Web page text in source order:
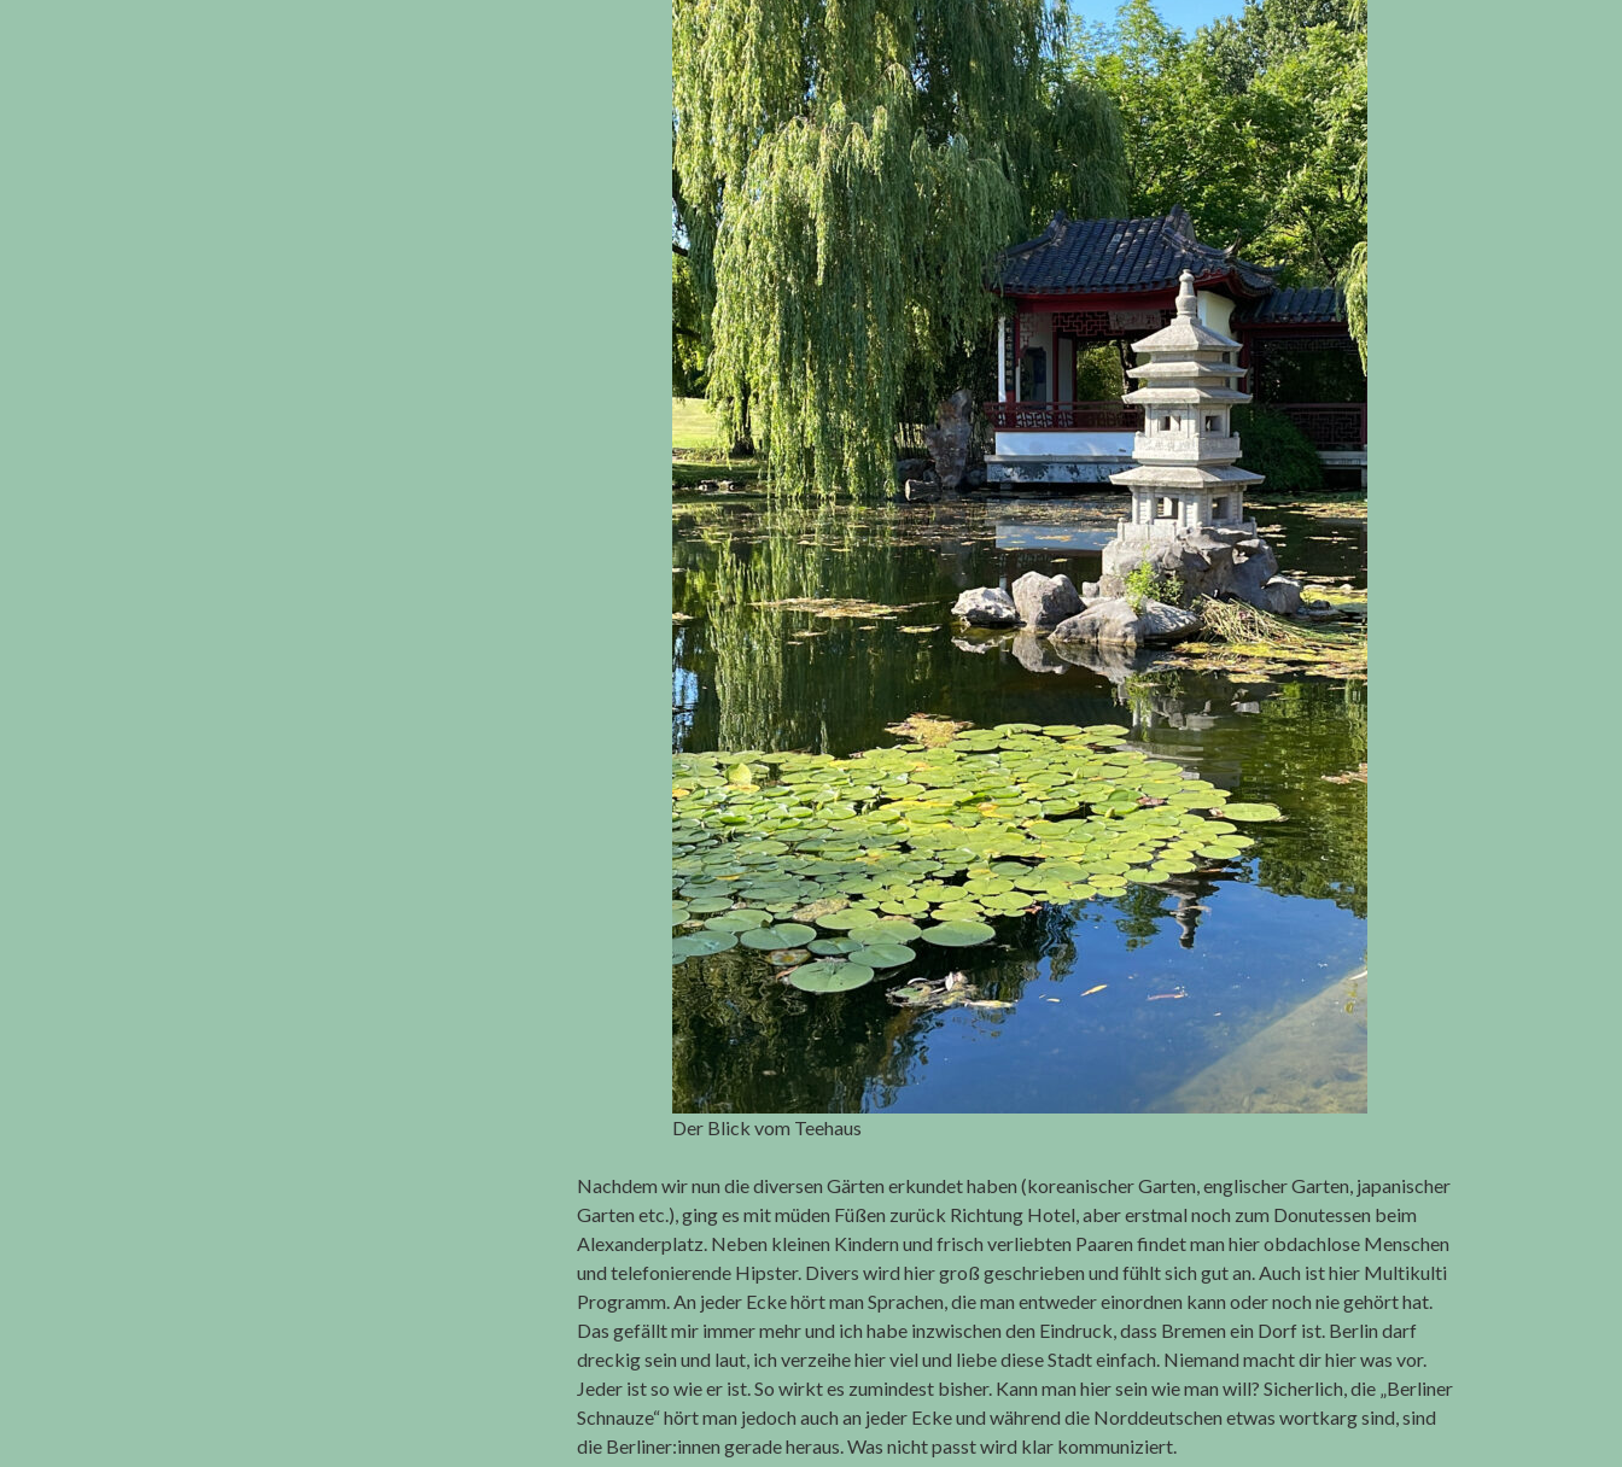
Der Blick vom Teehaus
Nachdem wir nun die diversen Gärten erkundet haben (koreanischer Garten, englischer Garten, japanischer
Garten etc.), ging es mit müden Füßen zurück Richtung Hotel, aber erstmal noch zum Donutessen beim
Alexanderplatz. Neben kleinen Kindern und frisch verliebten Paaren findet man hier obdachlose Menschen
und telefonierende Hipster. Divers wird hier groß geschrieben und fühlt sich gut an. Auch ist hier Multikulti
Programm. An jeder Ecke hört man Sprachen, die man entweder einordnen kann oder noch nie gehört hat.
Das gefällt mir immer mehr und ich habe inzwischen den Eindruck, dass Bremen ein Dorf ist. Berlin darf
dreckig sein und laut, ich verzeihe hier viel und liebe diese Stadt einfach. Niemand macht dir hier was vor.
Jeder ist so wie er ist. So wirkt es zumindest bisher. Kann man hier sein wie man will? Sicherlich, die „Berliner
Schnauze“ hört man jedoch auch an jeder Ecke und während die Norddeutschen etwas wortkarg sind, sind
die Berliner:innen gerade heraus. Was nicht passt wird klar kommuniziert.